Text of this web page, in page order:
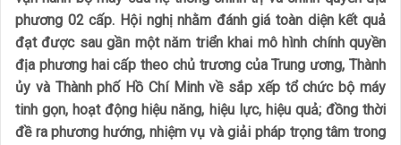
phương 02 cấp. Hội nghị nhằm đánh giá toàn diện kết quả
đạt được sau gần một năm triển khai mô hình chính quyền
địa phương hai cấp theo chủ trương của Trung ương, Thành
ủy và Thành phố Hồ Chí Minh về sắp xếp tổ chức bộ máy
tinh gọn, hoạt động hiệu năng, hiệu lực, hiệu quả; đồng thời
đề ra phương hướng, nhiệm vụ và giải pháp trọng tâm trong